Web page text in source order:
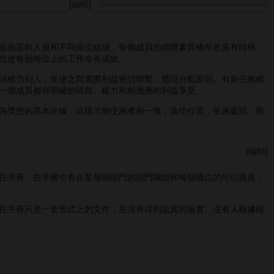
[編輯
幹人員和不同崗位組成，每個成員的個體素質條件差異有時很
每個崗位上的工作卓有成效。
到人，並使之與實際利益密切聯繫，體現分配原則。有責任無權
個成員都有明確的
職務 、權力和相適應的利益享受。
獎懲的基本依據，這樣才能使兩者相一致，論功行賞，依過處罰，崗
[編輯
冊，在手冊中有企業每個部門的部門職能和每個職位的 崗位職責
只是一套形式上的文件，並沒有得到認真的落實。沒有人根據崗